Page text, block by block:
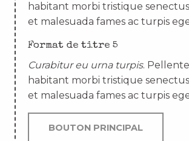
habitant morbi tristique
et malesuada fames ac turpis
Format de titre 5
Curabitur eu urna turpis.
habitant morbi tristique
et malesuada fames ac turpis
BOUTON PRINCIPAL